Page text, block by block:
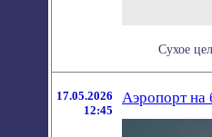
Сухое
17.05.2026
12:45
Аэропорт на